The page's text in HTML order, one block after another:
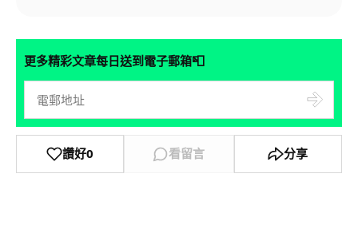
更多精彩文章每日送到電子郵箱📮
讚好0 看留言 分享